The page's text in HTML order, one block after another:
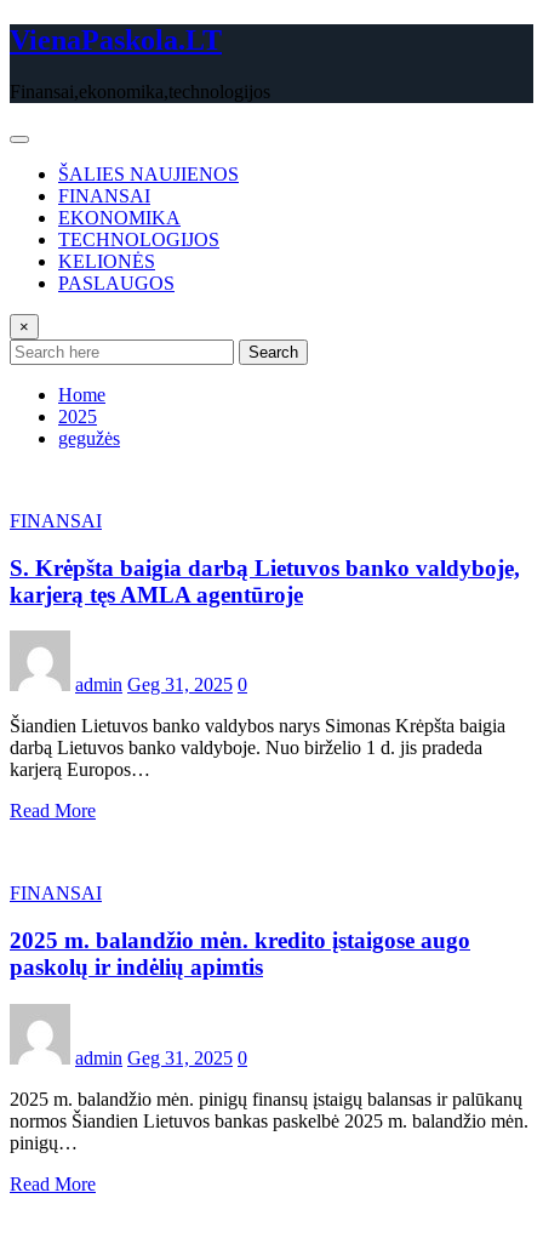
Skip
to
VienaPaskola.LT
Finansai,ekonomika,technologijos
ŠALIES NAUJIENOS
FINANSAI
EKONOMIKA
TECHNOLOGIJOS
KELIONĖS
PASLAUGOS
×
Search
Home
2025
gegužės
FINANSAI
S. Krėpšta baigia darbą Lietuvos banko valdyboje,
karjerą tęs AMLA agentūroje
admin Geg 31, 2025 0
Šiandien Lietuvos banko valdybos narys Simonas Krėpšta baigia
darbą Lietuvos banko valdyboje. Nuo birželio 1 d. jis pradeda
karjerą Europos…
Read More
FINANSAI
2025 m. balandžio mėn. kredito įstaigose augo
paskolų ir indėlių apimtis
admin Geg 31, 2025 0
2025 m. balandžio mėn. pinigų finansų įstaigų balansas ir palūkanų
normos Šiandien Lietuvos bankas paskelbė 2025 m. balandžio mėn.
pinigų…
Read More